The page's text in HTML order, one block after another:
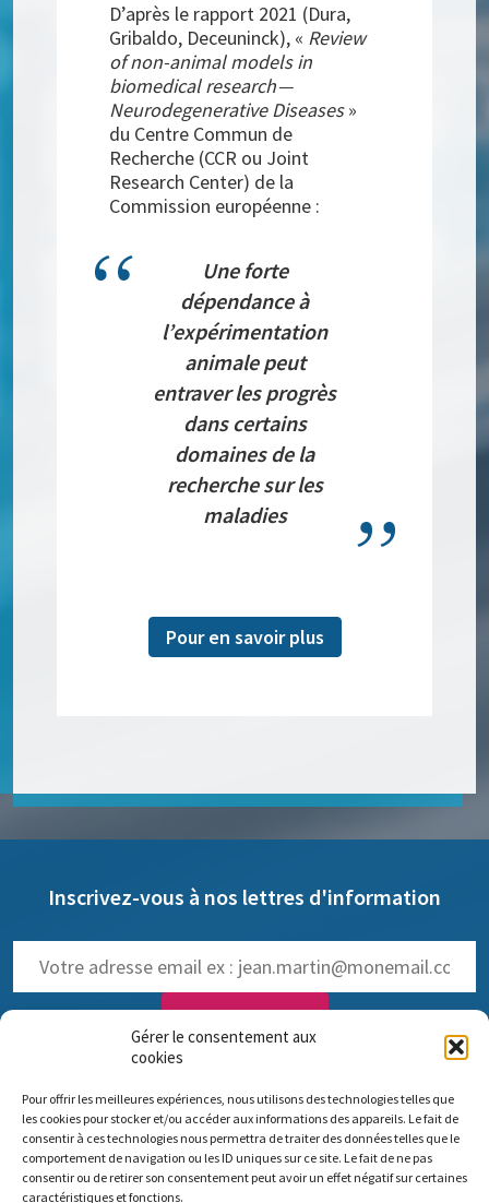
Gérer le consentement aux
cookies
Pour offrir les meilleures expériences, nous utilisons des technologies telles que
les cookies pour stocker et/ou accéder aux informations des appareils. Le fait de
consentir à ces technologies nous permettra de traiter des données telles que le
comportement de navigation ou les ID uniques sur ce site. Le fait de ne pas
consentir ou de retirer son consentement peut avoir un effet négatif sur certaines
caractéristiques et fonctions.
D’après le rapport 2021 (Dura,
Gribaldo, Deceuninck), « Review
of non-animal models in
biomedical research —
Neurodegenerative Diseases»
du Centre Commun de
Recherche (CCR ou Joint
Research Center) de la
Commission européenne :
Une forte
dépendance à
l’expérimentation
animale peut
entraver les progrès
dans certains
domaines de la
recherche sur les
maladies
Pour en savoir plus
Inscrivez-vous à nos lettres d'information
trimestrielle de Pro Anima(Voir les anciennes lettres)
hebdomadaire dédiée aux NAMs